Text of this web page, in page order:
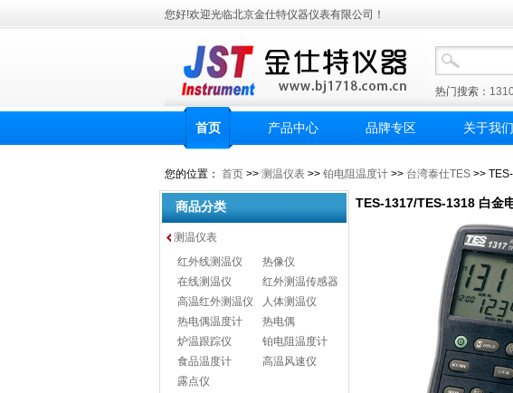
您好!欢迎光临北京金仕特仪器仪表有限公司！
热门搜索：
首页 产品中心 品牌专区 关于我们
您的位置： 首页 >> 测温仪表 >> 铂电阻温度计 >> 台湾泰仕TES >>
商品分类
测温仪表
红外线测温仪
热像仪
在线测温仪
红外测温传感器
高温红外测温仪
人体测温仪
热电偶温度计
热电偶
炉温跟踪仪
铂电阻温度计
食品温度计
高温风速仪
露点仪
TES-1317/TES-1318 白金